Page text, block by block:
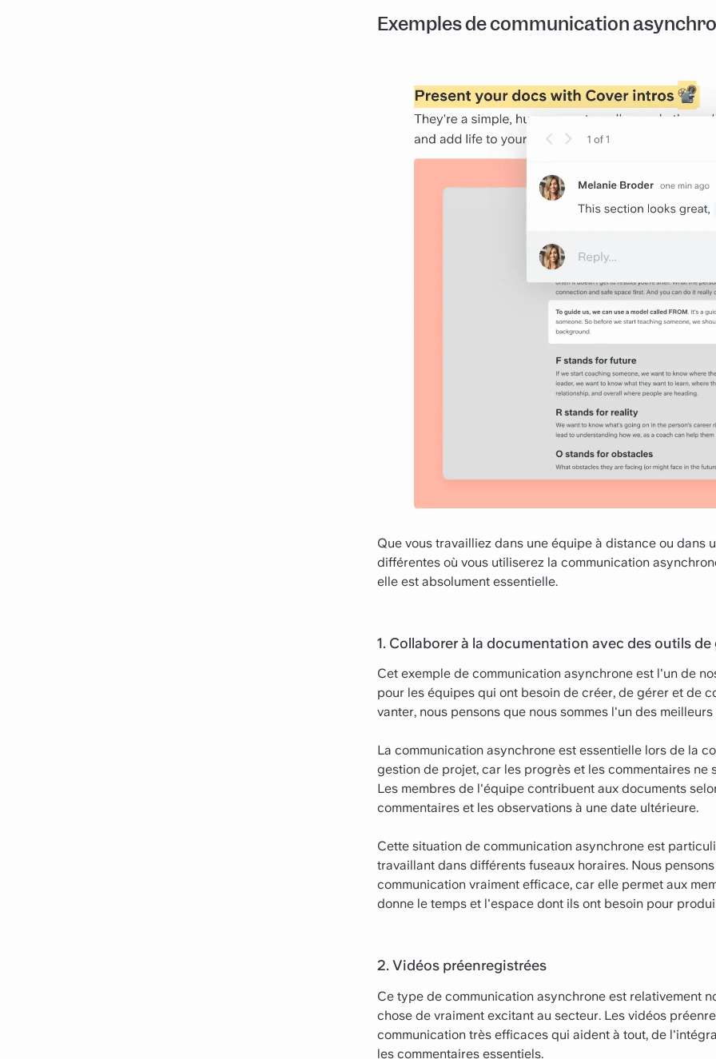
Exemples de communication
Que vous travailliez dans une équipe à distance ou dans
différentes où vous utiliserez la communication
elle est absolument essentielle.
1. Collaborer à la documentation avec des outils
Cet exemple de communication asynchrone est l'un de
pour les équipes qui ont besoin de créer, de gérer et de
vanter, nous pensons que nous sommes l'un des
La communication asynchrone est essentielle lors de la
gestion de projet, car les progrès et les commentaires ne
Les membres de l'équipe contribuent aux documents
commentaires et les observations à une date ultérieure.
Cette situation de communication asynchrone est
travaillant dans différents fuseaux horaires. Nous
communication vraiment efficace, car elle permet aux
donne le temps et l'espace dont ils ont besoin pour
2. Vidéos préenregistrées
Ce type de communication asynchrone est relativement
chose de vraiment excitant au secteur. Les vidéos
communication très efficaces qui aident à tout, de
les commentaires essentiels.